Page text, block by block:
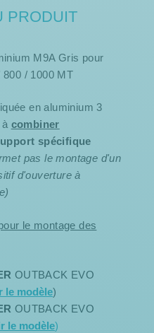
PRODUIT
M9A Gris pour
/ 1000 MT
en aluminium 3
combiner
spécifique
pas le montage d'un
d'ouverture à
le montage des
OUTBACK EVO
le modèle)
OUTBACK EVO
le modèle)